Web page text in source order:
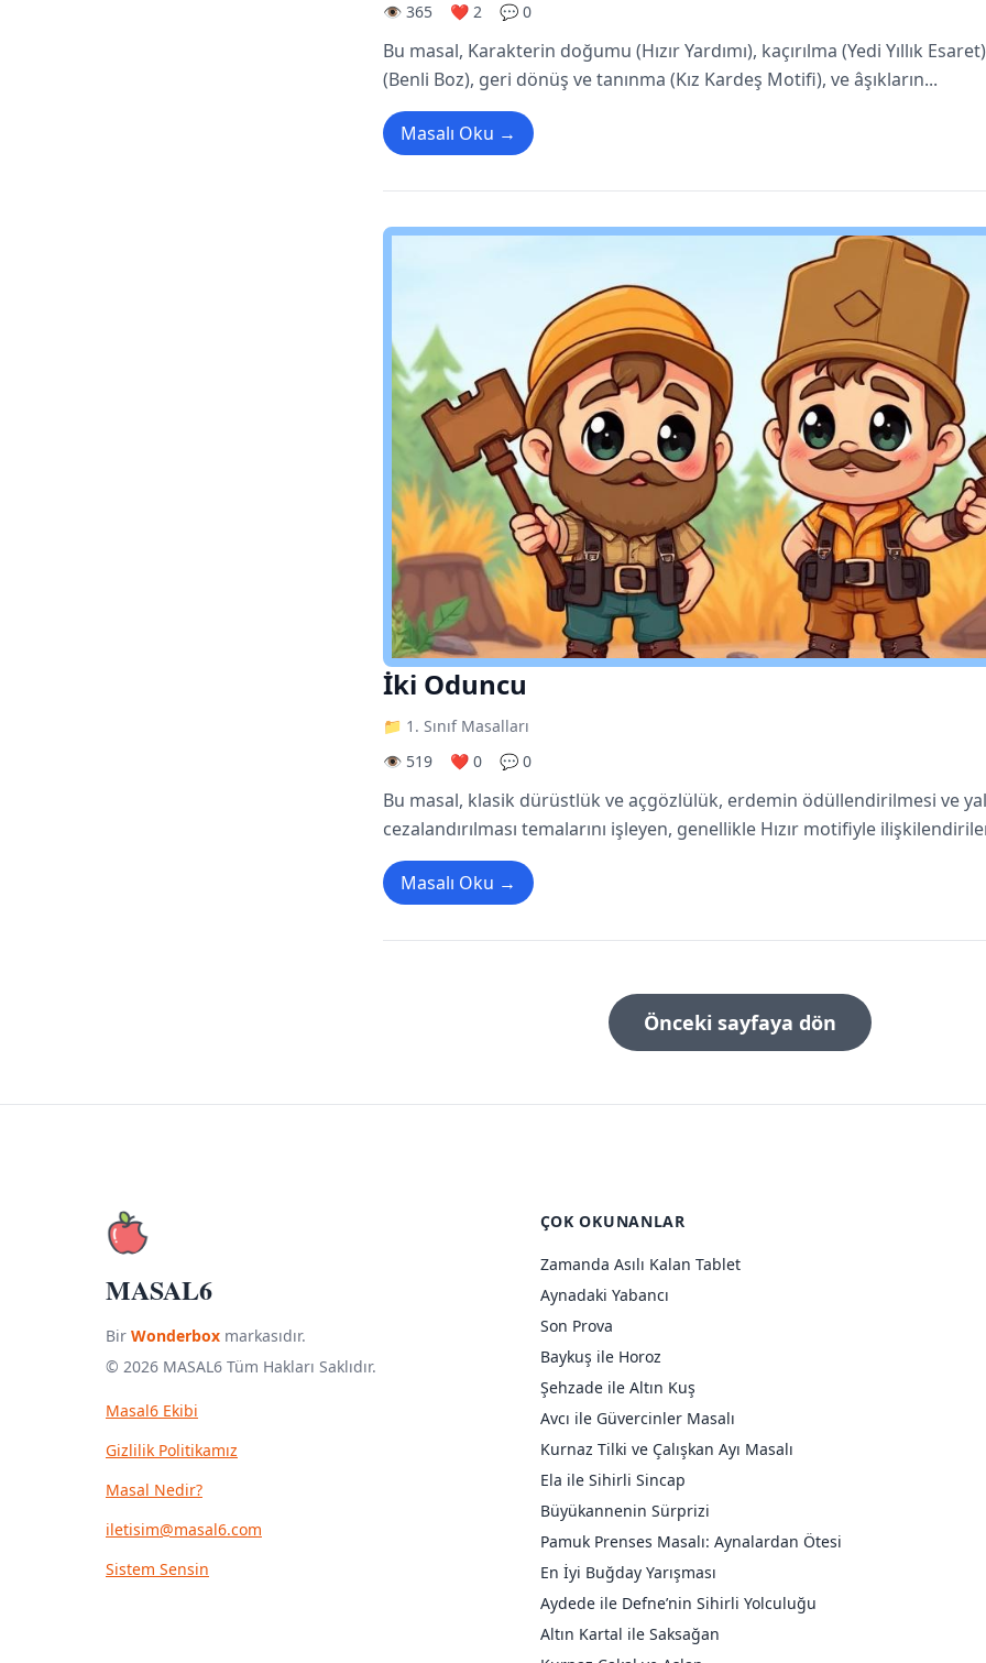
👁️ 365
❤️ 2 💬 0
Bu masal, Karakterin doğumu (Hızır Yardımı), kaçırılma (Yedi Yıllık
(Benli Boz), geri dönüş ve tanınma (Kız Kardeş Motifi), ve âşıkların...
Masalı Oku →
İki Oduncu
📁 1. Sınıf Masalları
👁️ 519
❤️ 0 💬 0
Bu masal, klasik dürüstlük ve açgözlülük, erdemin ödüllendirilmesi ve
cezalandırılması temalarını işleyen, genellikle Hızır motifiyle
Masalı Oku →
Önceki sayfaya dön
MASAL6
Bir Wonderbox markasıdır.
© 2026 MASAL6 Tüm Hakları Saklıdır.
Masal6 Ekibi
Gizlilik Politikamız
Masal Nedir?
iletisim@masal6.com
Sistem Sensin
ÇOK OKUNANLAR
Zamanda Asılı Kalan Tablet
Aynadaki Yabancı
Son Prova
Baykuş ile Horoz
Şehzade ile Altın Kuş
Avcı ile Güvercinler Masalı
Kurnaz Tilki ve Çalışkan Ayı Masalı
Ela ile Sihirli Sincap
Büyükannenin Sürprizi
Pamuk Prenses Masalı: Aynalardan Ötesi
En İyi Buğday Yarışması
Aydede ile Defne’nin Sihirli Yolculuğu
Altın Kartal ile Saksağan